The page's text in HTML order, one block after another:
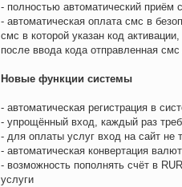
- полностью автоматический приём
- автоматическая оплата смс в
смс в которой указан код активации,
после ввода кода отправленная
Новые функции системы
- автоматическая регистрация в
- упрощённый вход, каждый раз
- для оплаты услуг вход на сайт не
- автоматическая конвертация
- возможность пополнять счёт в
услуги